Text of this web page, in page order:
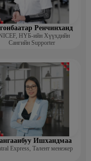
Ренчинханд
НҮБ-ийн Хүүхдийн
Сангийн Supporter
Ишхандмаа
Express, Талент менежер